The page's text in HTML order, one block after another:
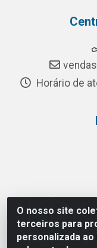
O nosso site
terceiros para
personalizada
Horário de
Rua Chipuê, 117
08010-